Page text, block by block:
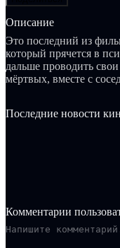
Описание
Это последний из
который прячется в
дальше проводить
мёртвых, вместе с
Последние новости
Комментарии